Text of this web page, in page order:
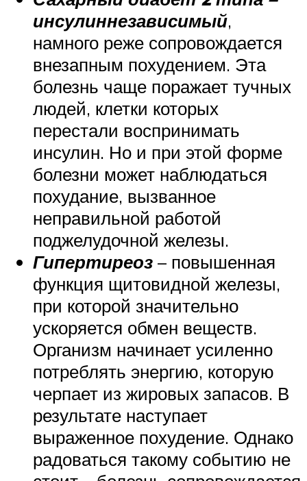
инсулиннезависимый,
намного реже сопровождается
внезапным похудением. Эта
болезнь чаще поражает тучных
людей, клетки которых
перестали воспринимать
инсулин. Но и при этой форме
болезни может наблюдаться
похудание, вызванное
неправильной работой
поджелудочной железы.
Гипертиреоз – повышенная
функция щитовидной железы,
при которой значительно
ускоряется обмен веществ.
Организм начинает усиленно
потреблять энергию, которую
черпает из жировых запасов. В
результате наступает
выраженное похудение. Однако
радоваться такому событию не